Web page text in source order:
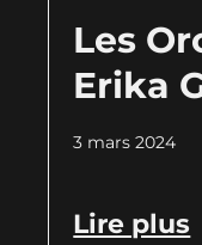
Les
Erika
3 mars 2024
Lire plus